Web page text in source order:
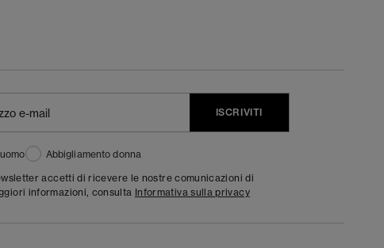
ISCRIVITI
Abbigliamento donna
accetti di ricevere le nostre comunicazioni di
informazioni, consulta Informativa sulla privacy